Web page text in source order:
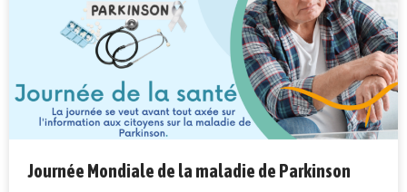
Journée Mondiale de la maladie de Parkinson